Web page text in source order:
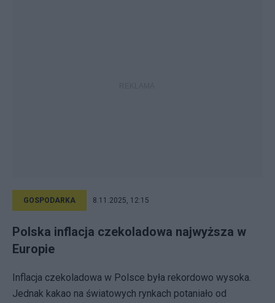
GOSPODARKA 8.11.2025, 12:15
Polska inflacja czekoladowa najwyższa w
Europie
Inflacja czekoladowa w Polsce była rekordowo wysoka.
Jednak kakao na światowych rynkach potaniało od